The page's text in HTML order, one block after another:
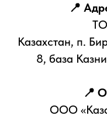
📍
Казахстан, п.
8, база
📍
ООО